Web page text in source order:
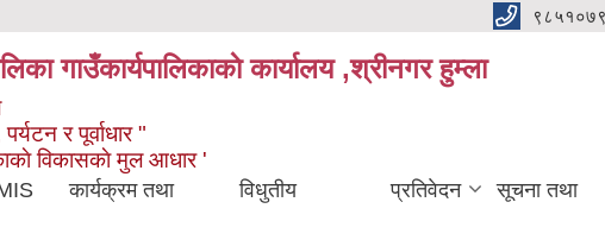
गाउँकार्यपालिकाकाे कार्यालय ,श्रीनगर हुम्ला
र पूर्वाधार "
विकासकाे मुल आधार '
कार्यक्रम तथा विधुतीय प्रतिवेदन सूचना तथा